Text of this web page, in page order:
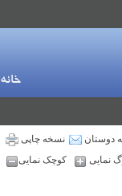
خانه
نسخه چاپی
دوستان
نمایی
کوچک نمایی